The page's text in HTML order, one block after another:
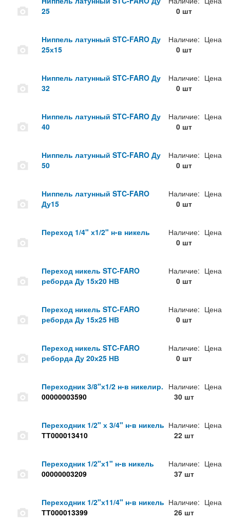
25
0 шт
Ниппель латунный STC-FARO Ду
25х15
Наличие:
0 шт
Цена
Ниппель латунный STC-FARO Ду
32
Наличие:
0 шт
Цена
Ниппель латунный STC-FARO Ду
40
Наличие:
0 шт
Цена
Ниппель латунный STC-FARO Ду
50
Наличие:
0 шт
Цена
Ниппель латунный STC-FARO
Ду15
Наличие:
0 шт
Цена
Переход 1/4" х1/2" н-в никель
Наличие:
0 шт
Цена
Переход никель STC-FARO
реборда Ду 15х20 НВ
Наличие:
0 шт
Цена
Переход никель STC-FARO
реборда Ду 15х25 НВ
Наличие:
0 шт
Цена
Переход никель STC-FARO
реборда Ду 20х25 НВ
Наличие:
0 шт
Цена
Переходник 3/8"х1/2 н-в никелир.
00000003590
Наличие:
30 шт
Цена
Переходник 1/2" х 3/4" н-в никель
ТТ000013410
Наличие:
22 шт
Цена
Переходник 1/2"х1" н-в никель
00000003209
Наличие:
37 шт
Цена
Переходник 1/2"х11/4" н-в никель
ТТ000013399
Наличие:
26 шт
Цена